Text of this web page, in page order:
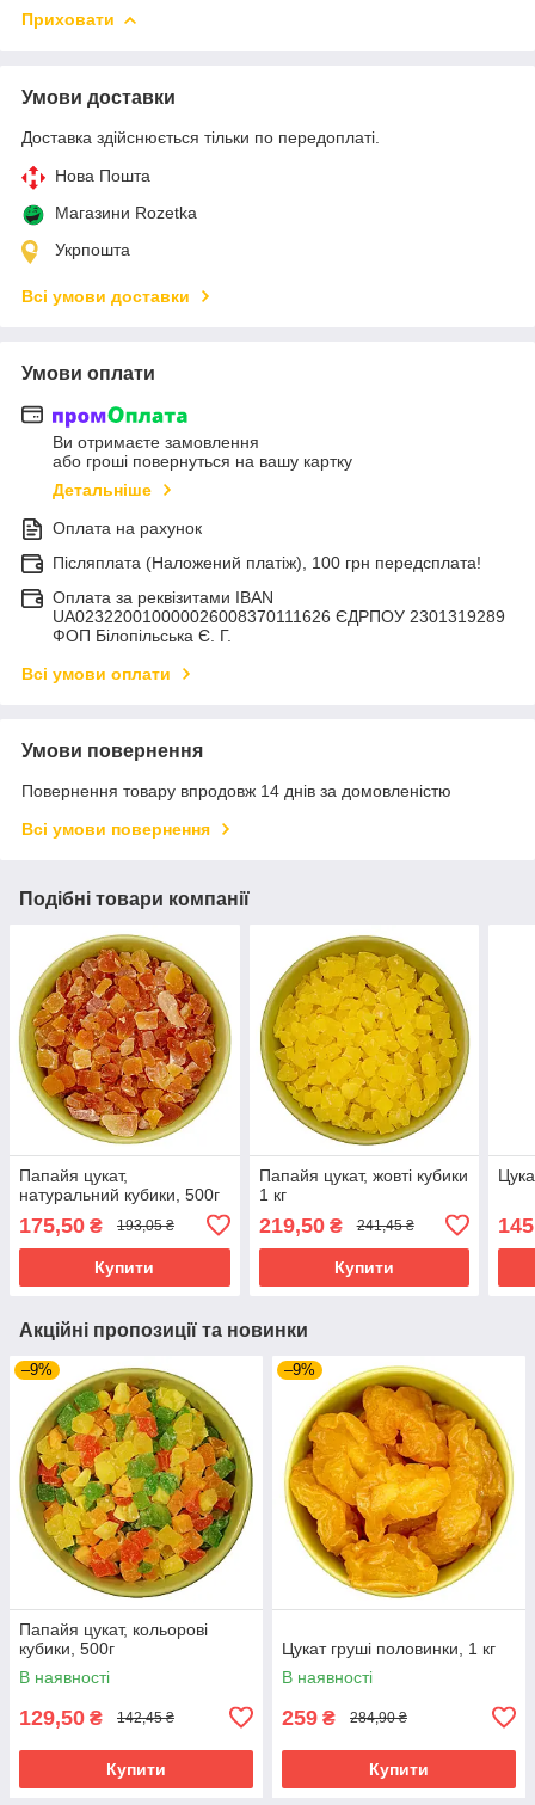
Приховати
Умови доставки
Доставка здійснюється тільки по передоплаті.
Нова Пошта
Магазини Rozetka
Укрпошта
Всі умови доставки
Умови оплати
Ви отримаєте замовлення
або гроші повернуться на вашу картку
Детальніше
Оплата на рахунок
Післяплата (Наложений платіж), 100 грн передсплата!
Оплата за реквізитами IBAN
UA023220010000026008370111626 ЄДРПОУ 2301319289
ФОП Білопільська Є. Г.
Всі умови оплати
Умови повернення
Повернення товару впродовж 14 днів за домовленістю
Всі умови повернення
Подібні товари компанії
Папайя цукат,
натуральний кубики, 500г
175,50 ₴ 193,05 ₴
Купити
Папайя цукат, жовті кубики
1 кг
219,50₴ 241,45 ₴
Купити
145
Акційні пропозиції та новинки
–9%
Папайя цукат, кольорові
кубики, 500г
В наявності
129,50 ₴ 142,45 ₴
Купити
–9%
Цукат груші половинки, 1 кг
В наявності
259 ₴ 284,90 ₴
Купити